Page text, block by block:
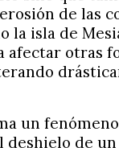
de las
la isla de
afectar otras
un
deshielo de